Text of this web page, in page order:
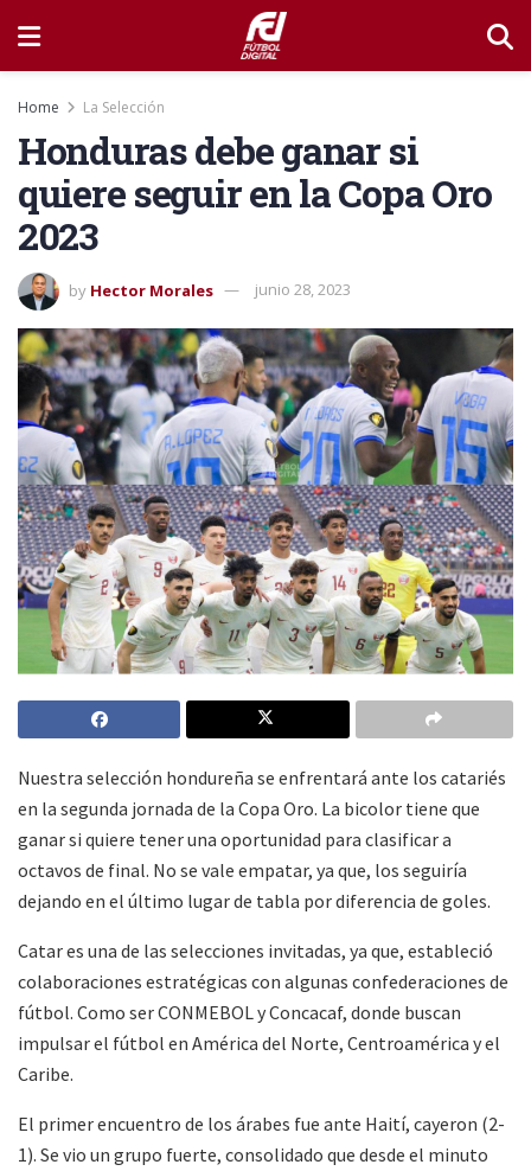
Home La Selección
Honduras debe ganar si
quiere seguir en la Copa Oro
2023
by Hector Morales junio 28, 2023
Nuestra selección hondureña se enfrentará ante los catariés
en la segunda jornada de la Copa Oro. La bicolor tiene que
ganar si quiere tener una oportunidad para clasificar a
octavos de final. No se vale empatar, ya que, los seguiría
dejando en el último lugar de tabla por diferencia de goles.
Catar es una de las selecciones invitadas, ya que, estableció
colaboraciones estratégicas con algunas confederaciones de
fútbol. Como ser CONMEBOL y Concacaf, donde buscan
impulsar el fútbol en América del Norte, Centroamérica y el
Caribe.
El primer encuentro de los árabes fue ante Haití, cayeron (2-
1). Se vio un grupo fuerte, consolidado que desde el minuto